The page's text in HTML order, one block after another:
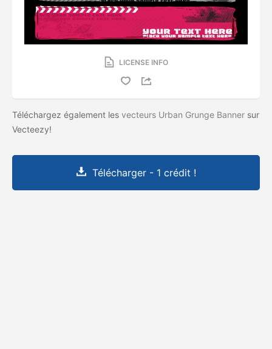
LICENSE INFO
Téléchargez également les vecteurs Urban Grunge Banner sur
Vecteezy!
Télécharger - 1 crédit !